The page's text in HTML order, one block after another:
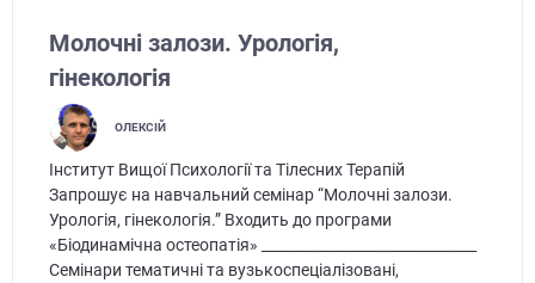
Молочні залози. Урологія,
гінекологія
ОЛЕКСІЙ
Інститут Вищої Психології та Тілесних Терапій
Запрошує на навчальний семінар “Молочні залози.
Урологія, гінекологія.” Входить до програми
«Біодинамічна остеопатія» ______________________________
Семінари тематичні та вузькоспеціалізовані,